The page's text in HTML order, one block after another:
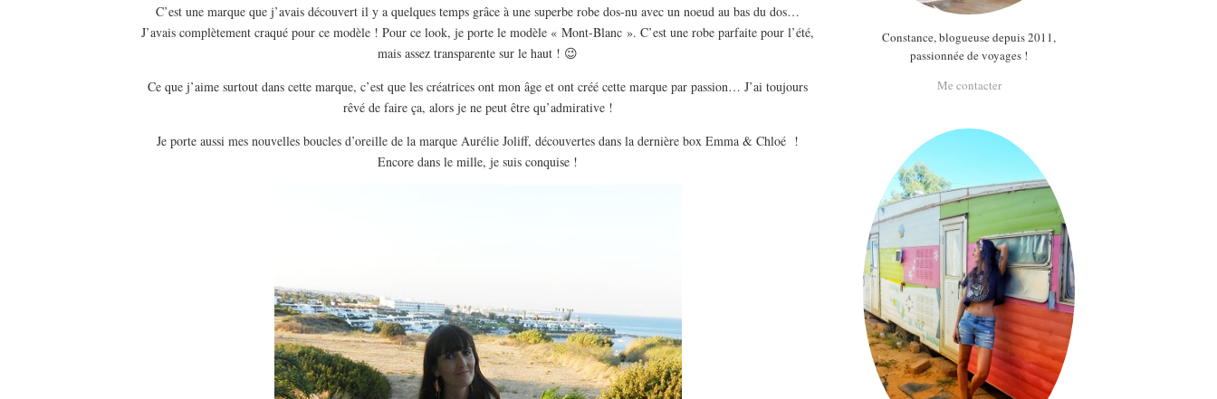
C’est une marque que j’avais découvert il y a quelques temps grâce à une superbe robe dos-nu avec un noeud au bas du dos…
J’avais complètement craqué pour ce modèle ! Pour ce look, je porte le modèle « Mont-Blanc ». C’est une robe parfaite pour l’été,
mais assez transparente sur le haut ! 😉
Ce que j’aime surtout dans cette marque, c’est que les créatrices ont mon âge et ont créé cette marque par passion… J’ai toujours
rêvé de faire ça, alors je ne peut être qu’admirative !
Je porte aussi mes nouvelles boucles d’oreille de la marque Aurélie Joliff, découvertes dans la dernière box Emma & Chloé !
Encore dans le mille, je suis conquise !
Constance, blogueuse depuis 2011,
passionnée de voyages !
Me contacter